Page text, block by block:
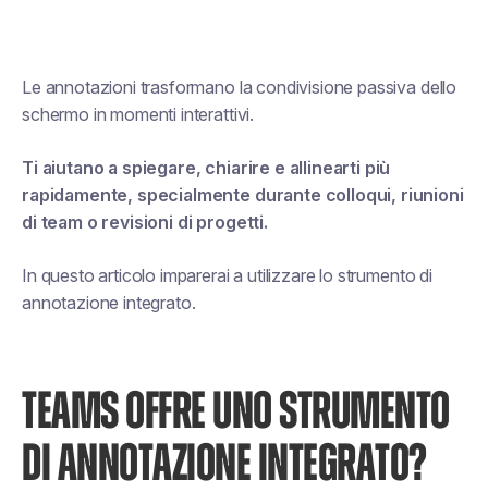
Le annotazioni trasformano la condivisione passiva dello
schermo in momenti interattivi.
Ti aiutano a spiegare, chiarire e allinearti più
rapidamente, specialmente durante colloqui, riunioni
di team o revisioni di progetti.
In questo articolo imparerai a utilizzare lo strumento di
annotazione integrato.
TEAMS OFFRE UNO STRUMENTO
DI ANNOTAZIONE INTEGRATO?